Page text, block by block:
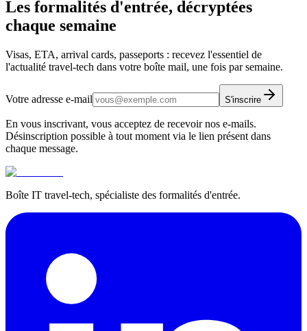
Les formalités d'entrée, décryptées
chaque semaine
Visas, ETA, arrival cards, passeports : recevez l'essentiel de
l'actualité travel-tech dans votre boîte mail, une fois par semaine.
Votre adresse e-mail S'inscrire
En vous inscrivant, vous acceptez de recevoir nos e-mails.
Désinscription possible à tout moment via le lien présent dans
chaque message.
Boîte IT travel-tech, spécialiste des formalités d'entrée.